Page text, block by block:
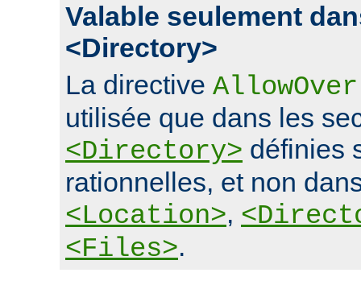
Valable seulement
<Directory>
La directive
utilisée que dans les
<Directory> définies
rationnelles, et non
<Location>,
<Files>.